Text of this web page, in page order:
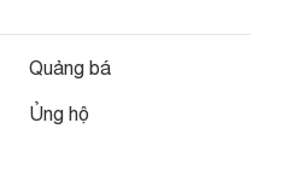
Quảng bá
Ủng hộ